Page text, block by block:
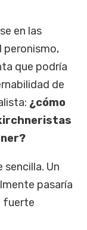
en las
peronismo,
que podría
de
¿cómo
Un
pasaría
fuerte